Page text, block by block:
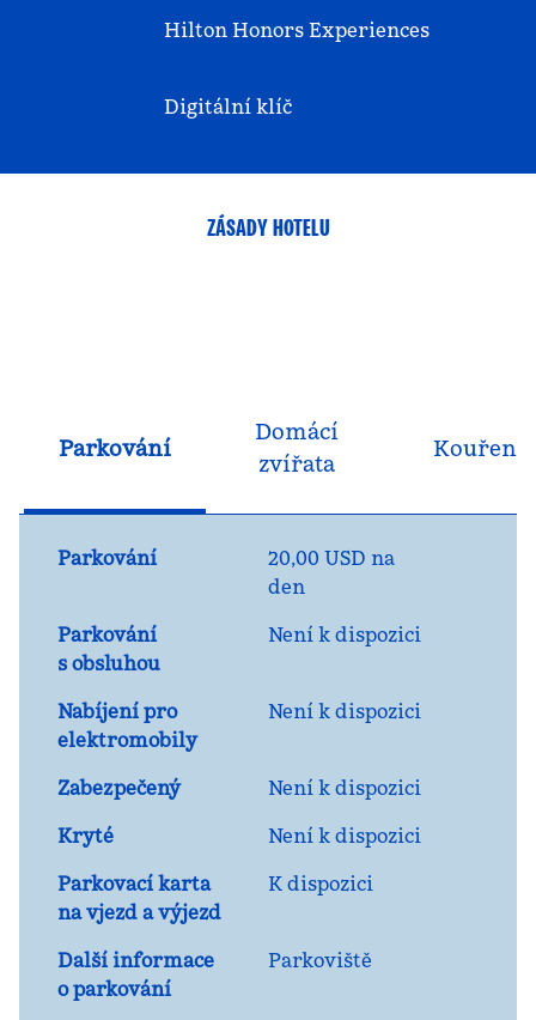
Hilton Honors Experiences
Digitální klíč
ZÁSADY HOTELU
Parkování
Domácí
zvířata
Kouření
Parkování
20,00 USD na
den
Parkování
s obsluhou
Není k dispozici
Nabíjení pro
elektromobily
Není k dispozici
Zabezpečený
Není k dispozici
Kryté
Není k dispozici
Parkovací karta
na vjezd a výjezd
K dispozici
Další informace
o parkování
Parkoviště